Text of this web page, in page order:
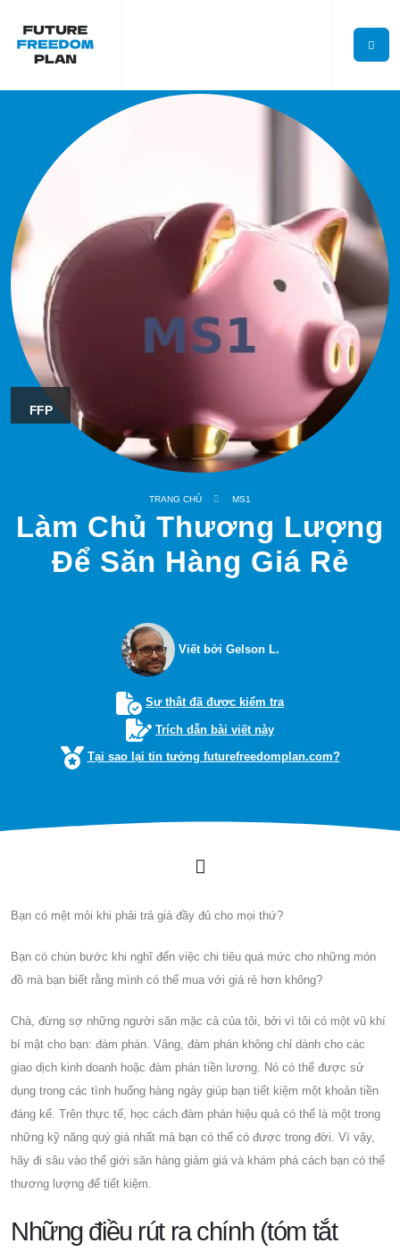
FFP
TRANG CHỦ MS1
Làm Chủ Thương Lượng
Để Săn Hàng Giá Rẻ
Viết bởi Gelson L.
Sự thật đã được kiểm tra
Trích dẫn bài viết này
Tại sao lại tin tưởng futurefreedomplan.com?
Bạn có mệt mỏi khi phải trả giá đầy đủ cho mọi thứ?
Bạn có chùn bước khi nghĩ đến việc chi tiêu quá mức cho những món
đồ mà bạn biết rằng mình có thể mua với giá rẻ hơn không?
Chà, đừng sợ những người săn mặc cả của tôi, bởi vì tôi có một vũ khí
bí mật cho bạn: đàm phán. Vâng, đàm phán không chỉ dành cho các
giao dịch kinh doanh hoặc đàm phán tiền lương. Nó có thể được sử
dụng trong các tình huống hàng ngày giúp bạn tiết kiệm một khoản tiền
đáng kể. Trên thực tế, học cách đàm phán hiệu quả có thể là một trong
những kỹ năng quý giá nhất mà bạn có thể có được trong đời. Vì vậy,
hãy đi sâu vào thế giới săn hàng giảm giá và khám phá cách bạn có thể
thương lượng để tiết kiệm.
Những điều rút ra chính (tóm tắt